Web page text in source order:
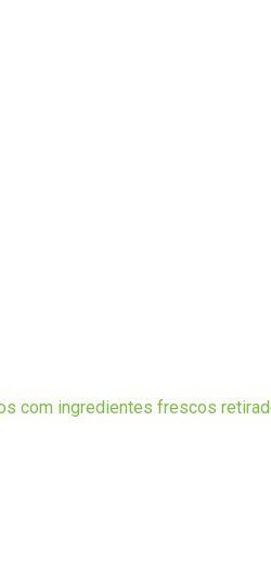
com ingredientes frescos